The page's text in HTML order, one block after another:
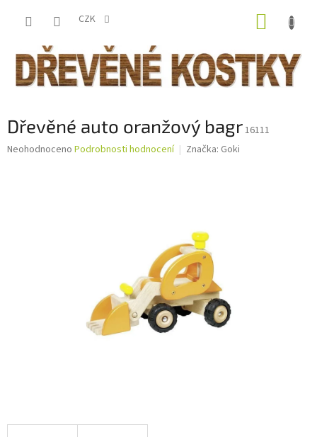
CZK
Dřevěné auto oranžový bagr16111
Průměrné
Neohodnoceno Podrobnosti hodnocení Značka: Goki